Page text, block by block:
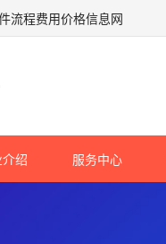
流程费用价格信息网
绍 服务中心